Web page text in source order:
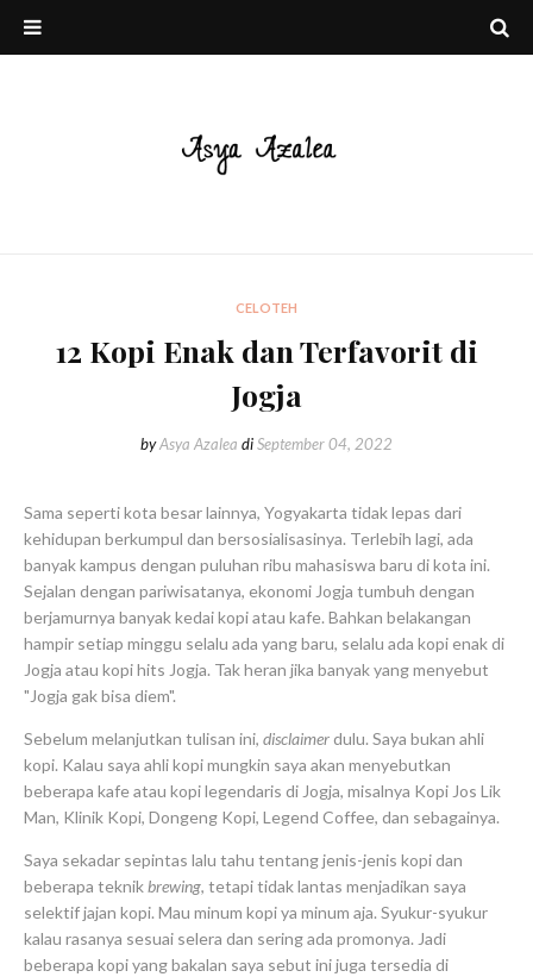
CELOTEH
12 Kopi Enak dan Terfavorit di
Jogja
byAsya Azalea diSeptember 04, 2022
Sama seperti kota besar lainnya, Yogyakarta tidak lepas dari
kehidupan berkumpul dan bersosialisasinya. Terlebih lagi, ada
banyak kampus dengan puluhan ribu mahasiswa baru di kota ini.
Sejalan dengan pariwisatanya, ekonomi Jogja tumbuh dengan
berjamurnya banyak kedai kopi atau kafe. Bahkan belakangan
hampir setiap minggu selalu ada yang baru, selalu ada kopi enak di
Jogja atau kopi hits Jogja. Tak heran jika banyak yang menyebut
"Jogja gak bisa diem".
Sebelum melanjutkan tulisan ini, disclaimerdulu. Saya bukan ahli
kopi. Kalau saya ahli kopi mungkin saya akan menyebutkan
beberapa kafe atau kopi legendaris di Jogja, misalnya Kopi Jos Lik
Man, Klinik Kopi, Dongeng Kopi, Legend Coffee, dan sebagainya.
Saya sekadar sepintas lalu tahu tentang jenis-jenis kopi dan
beberapa teknikbrewing, tetapi tidak lantas menjadikan saya
selektif jajan kopi. Mau minum kopi ya minum aja. Syukur-syukur
kalau rasanya sesuai selera dan sering ada promonya. Jadi
beberapa kopi yang bakalan saya sebut ini juga tersedia di